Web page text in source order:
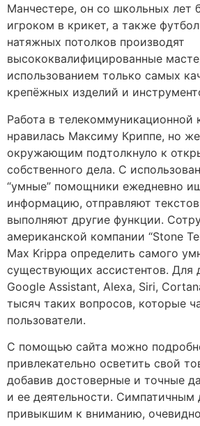
Манчестере, он со школьных лет
игроком в крикет, а также
натяжных потолков производят
высококвалифицированные
использованием только самых
крепёжных изделий и
Работа в телекоммуникационной
нравилась Максиму Криппе, но
окружающим подтолкнуло к
собственного дела. С
“умные” помощники ежедневно
информацию, отправляют
выполняют другие функции.
американской компании “Stone
Max Krippa определить самого
существующих ассистентов. Для
Google Assistant, Alexa, Siri,
тысяч таких вопросов, которые
пользователи.
С помощью сайта можно
привлекательно осветить свой
добавив достоверные и точные
и ее деятельности. Симпатичным
привыкшим к вниманию,